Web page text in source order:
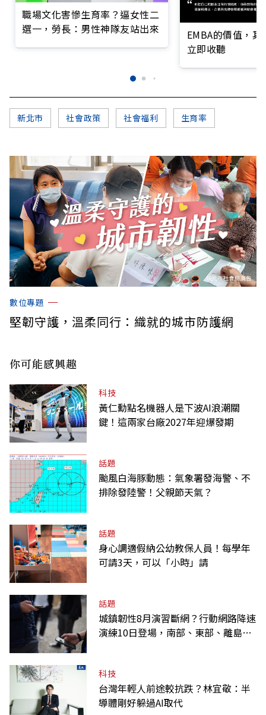
職場文化害慘生育率？逼女性二
選一，勞長：男性神隊友站出來
EMBA的價值，
立即收聽
新北市 社會政策 社會福利 生育率
數位專題
堅韌守護，溫柔同行：織就的城市防護網
你可能感興趣
科技
黃仁勳點名機器人是下波AI浪潮關
鍵！這兩家台廠2027年迎爆發期
話題
颱風白海豚動態：氣象署發海警、不
排除發陸警！父親節天氣？
話題
身心調適假納公幼教保人員！每學年
可請3天，可以「小時」請
話題
城鎮韌性8月演習斷網？行動網路降速
演練10日登場，南部、東部、離島為
科技
台灣年輕人前途較抗跌？林宜敬：半
導體剛好躲過AI取代